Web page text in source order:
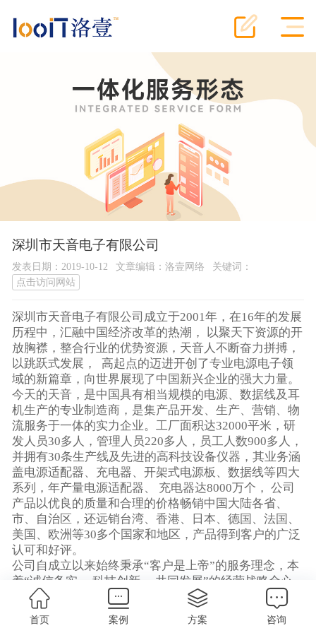
深圳市天音电子有限公司
发表日期：2019-10-12 文章编辑：洛壹网络
关键词：
点击访问网站
深圳市天音电子有限公司成立于2001年，在16年的发展
历程中，汇融中国经济改革的热潮， 以聚天下资源的开
放胸襟，整合行业的优势资源，天音人不断奋力拼搏，
以跳跃式发展， 高起点的迈进开创了专业电源电子领
域的新篇章，向世界展现了中国新兴企业的强大力量。
今天的天音，是中国具有相当规模的电源、数据线及耳
机生产的专业制造商，是集产品开发、生产、营销、物
流服务于一体的实力企业。工厂面积达32000平米，研
发人员30多人，管理人员220多人，员工人数900多人，
并拥有30条生产线及先进的高科技设备仪器，其业务涵
盖电源适配器、充电器、开架式电源板、数据线等四大
系列，年产量电源适配器、 充电器达8000万个， 公司
产品以优良的质量和合理的价格畅销中国大陆各省、
市、自治区，还远销台湾、香港、日本、德国、法国、
美国、欧洲等30多个国家和地区，产品得到客户的广泛
认可和好评。
公司自成立以来始终秉承“客户是上帝”的服务理念，本
着“诚信务实、 科技创新、 共同发展”的经营战略全心
全意服务客户。辉煌已成过去，挑战就在眼前，天音人
自我加压，强化内部管理，务实基础，以良好的信誉取
信人，以过硬的产品说服人，以优质的服务感召人。 回
首页 案例 方案 咨询